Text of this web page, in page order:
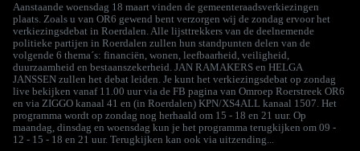
Aanstaande woensdag 18 maart vinden de gemeenteraadsverkiezingen
plaats. Zoals u van OR6 gewend bent verzorgen wij de zondag ervoor het
verkiezingsdebat in Roerdalen. Alle lijsttrekkers van de deelnemende
politieke partijen in Roerdalen zullen hun standpunten delen van de
volgende 6 thema´s: financiën, wonen, leefbaarheid, veiligheid,
duurzaamheid en bestaanszekerheid. JAN RAMAKERS en HELGA
JANSSEN zullen het debat leiden. Je kunt het verkiezingsdebat op zondag
live bekijken vanaf 11.00 uur via de FB pagina van Omroep Roerstreek OR6
en via ZIGGO kanaal 41 en (in Roerdalen) KPN/XS4ALL kanaal 1507. Het
programma wordt op zondag nog herhaald om 15 - 18 en 21 uur. Op
maandag, dinsdag en woensdag kun je het programma terugkijken om 09 -
12 - 15 - 18 en 21 uur. Terugkijken kan ook via uitzending...